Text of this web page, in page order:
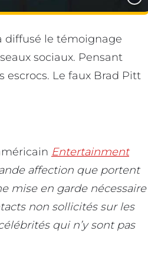
diffusé le témoignage
sociaux. Pensant
escrocs. Le faux Brad Pitt
Entertainment
affection que portent
mise en garde nécessaire
non sollicités sur les
qui n’y sont pas